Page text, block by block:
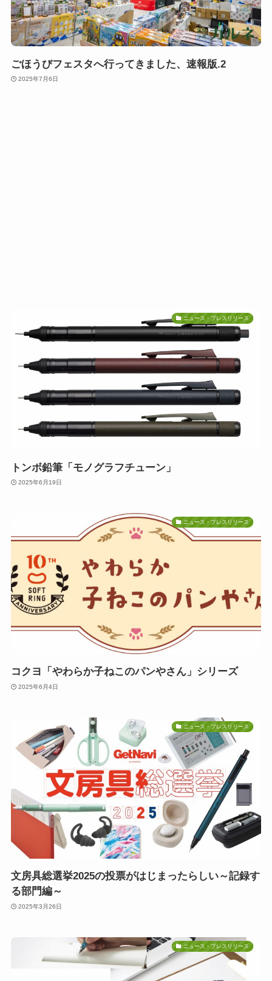
ごほうびフェスタへ行ってきました、速報版.2
2025年7月6日
ニュース・プレスリリース
トンボ鉛筆「モノグラフチューン」
2025年6月19日
ニュース・プレスリリース
コクヨ「やわらか子ねこのパンやさん」シリーズ
2025年6月4日
ニュース・プレスリリース
文房具総選挙2025の投票がはじまったらしい～記録す
る部門編～
2025年3月26日
ニュース・プレスリリース